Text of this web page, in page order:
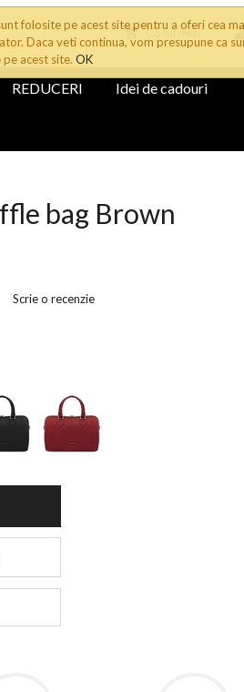
folosite pe acest site pentru a oferi cea
Daca veti continua, vom presupune ca
pe acest site.OK
Cosul meu
REDUCERI Idei de cadouri
bag Brown
Scrie o recenzie